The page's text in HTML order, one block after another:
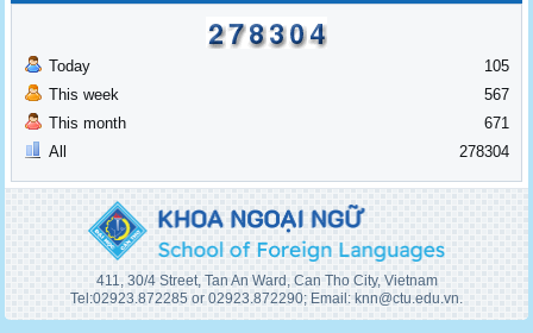
Today
This week
This month
All
105
567
671
278304
411, 30/4 Street, Tan An Ward, Can Tho City, Vietnam
Tel:02923.872285 or 02923.872290; Email: knn@ctu.edu.vn.